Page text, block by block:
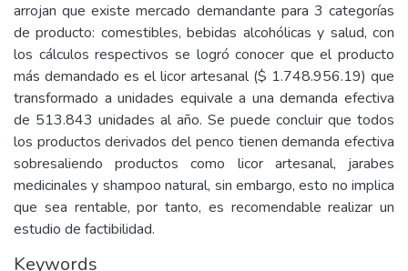
arrojan que existe mercado demandante para 3 categorías
de producto: comestibles, bebidas alcohólicas y salud, con
los cálculos respectivos se logró conocer que el producto
más demandado es el licor artesanal ($ 1.748.956.19) que
transformado a unidades equivale a una demanda efectiva
de 513.843 unidades al año. Se puede concluir que todos
los productos derivados del penco tienen demanda efectiva
sobresaliendo productos como licor artesanal, jarabes
medicinales y shampoo natural, sin embargo, esto no implica
que sea rentable, por tanto, es recomendable realizar un
estudio de factibilidad.
Keywords